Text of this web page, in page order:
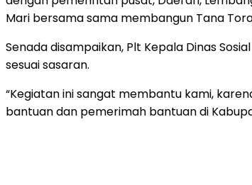
Mari bersama sama membangun Tana
Senada disampaikan, Plt Kepala Dinas
sesuai sasaran.
“Kegiatan ini sangat membantu kami,
bantuan dan pemerimah bantuan di